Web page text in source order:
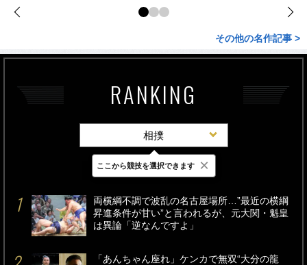
その他の名作記事 >
RANKING
相撲
最新 24時間 週間
両横綱不調で波乱の名古屋場所…”最近の横綱
昇進条件が甘い”と言われるが、元大関・魁皇
は異論「逆なんですよ」
「あんちゃん座れ」ケンカで無双“大分の龍
ここから競技を選択できます ×